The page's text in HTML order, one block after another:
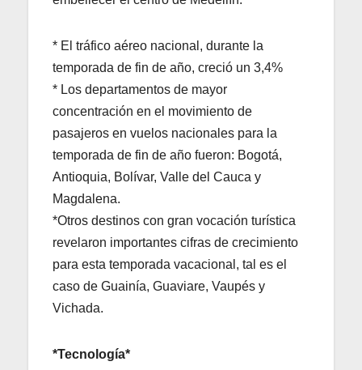
* El tráfico aéreo nacional, durante la
temporada de fin de año, creció un 3,4%
* Los departamentos de mayor
concentración en el movimiento de
pasajeros en vuelos nacionales para la
temporada de fin de año fueron: Bogotá,
Antioquia, Bolívar, Valle del Cauca y
Magdalena.
*Otros destinos con gran vocación turística
revelaron importantes cifras de crecimiento
para esta temporada vacacional, tal es el
caso de Guainía, Guaviare, Vaupés y
Vichada.
*Tecnología*